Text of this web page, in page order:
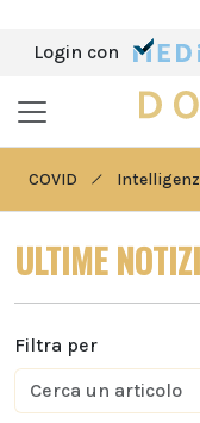
Login con
COVID
ULTIME
Filtra per